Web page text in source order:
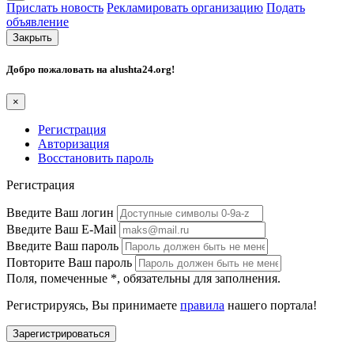
Прислать новость Рекламировать организацию Подать
объявление
Закрыть
Добро пожаловать на alushta24.org!
×
Регистрация
Авторизация
Восстановить пароль
Регистрация
Введите Ваш логин
Введите Ваш E-Mail
Введите Ваш пароль
Повторите Ваш пароль
Поля, помеченные *, обязательны для заполнения.
Регистрируясь, Вы принимаете правила нашего портала!